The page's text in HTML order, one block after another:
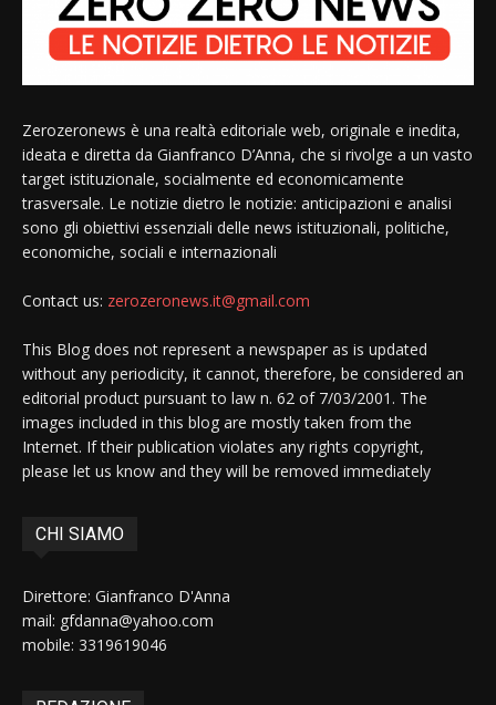
Zerozeronews è una realtà editoriale web, originale e inedita,
ideata e diretta da Gianfranco D’Anna, che si rivolge a un vasto
target istituzionale, socialmente ed economicamente
trasversale. Le notizie dietro le notizie: anticipazioni e analisi
sono gli obiettivi essenziali delle news istituzionali, politiche,
economiche, sociali e internazionali
Contact us: zerozeronews.it@gmail.com
This Blog does not represent a newspaper as is updated
without any periodicity, it cannot, therefore, be considered an
editorial product pursuant to law n. 62 of 7/03/2001. The
images included in this blog are mostly taken from the
Internet. If their publication violates any rights copyright,
please let us know and they will be removed immediately
CHI SIAMO
Direttore: Gianfranco D'Anna
mail: gfdanna@yahoo.com
mobile: 3319619046